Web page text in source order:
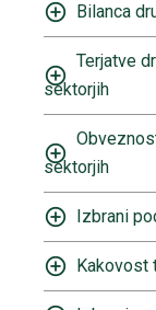
Bilanca
Terjatve
sektorjih
sektorjih
Izbrani
Kakovost